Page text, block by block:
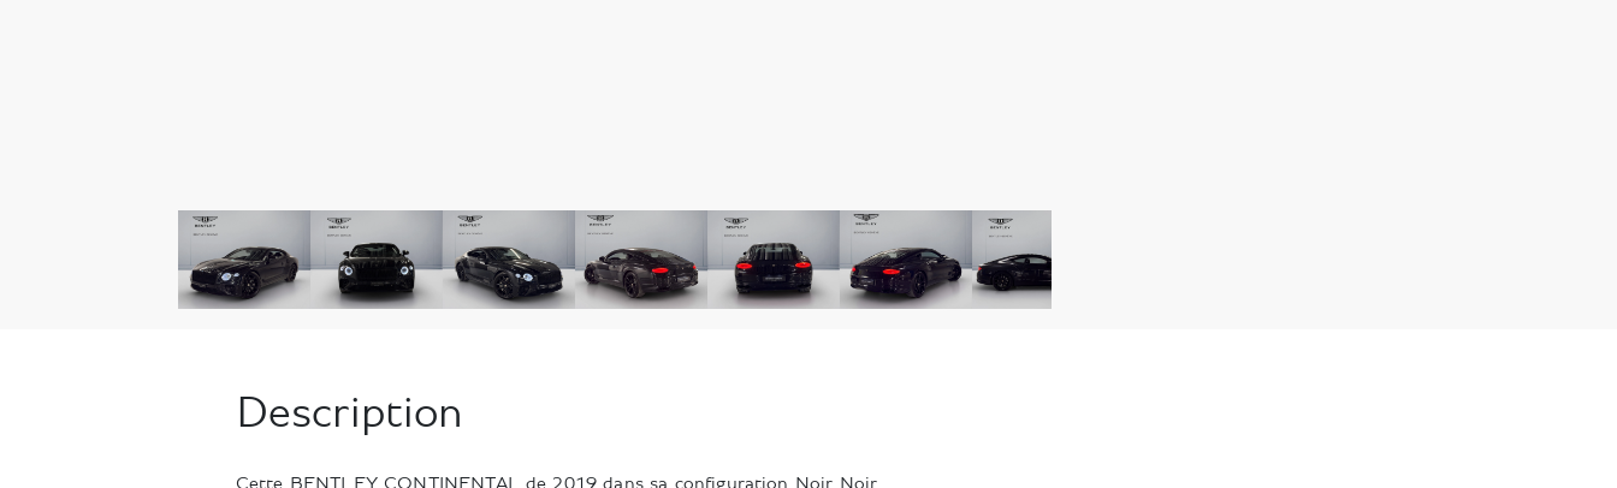
Description
Cette BENTLEY CONTINENTAL de 2019 dans sa configuration Noir Noir